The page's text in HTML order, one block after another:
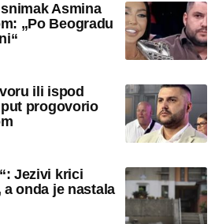
Asmina
„Po Beogradu
ili ispod
progovorio
Jezivi krici
onda je nastala